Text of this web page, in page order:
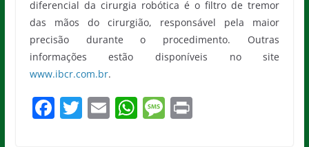
diferencial da cirurgia robótica é o filtro de tremor
das mãos do cirurgião, responsável pela maior
precisão durante o procedimento. Outras
informações estão disponíveis no site
www.ibcr.com.br.
F T E W M Pr